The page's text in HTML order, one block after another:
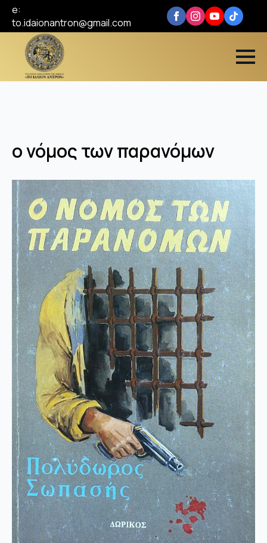
e:
to.idaionantron@gmail.com
ο νόμος των παρανόμων